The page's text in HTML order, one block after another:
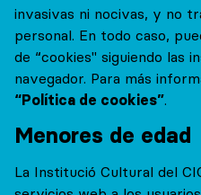
invasivas ni nocivas, y no
personal. En todo caso,
de “cookies" siguiendo las
navegador. Para más
“Política de cookies”.
Menores de edad
La Institució Cultural del